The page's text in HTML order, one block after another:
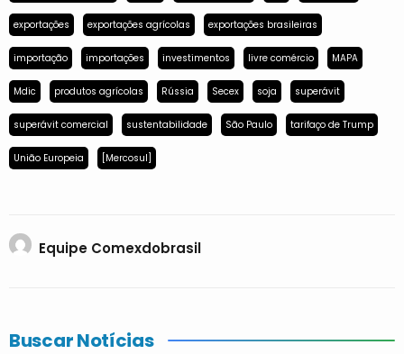
exportações exportações agrícolas exportações brasileiras
importação importações investimentos livre comércio MAPA
Mdic produtos agrícolas Rússia Secex soja superávit
superávit comercial sustentabilidade São Paulo tarifaço de Trump
União Europeia [Mercosul]
Equipe Comexdobrasil
Buscar Notícias